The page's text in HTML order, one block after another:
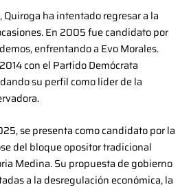
Quiroga ha intentado regresar a la
En 2005 fue candidato por
enfrentando a Evo Morales.
con el Partido Demócrata
su perfil como líder de la
se presenta como candidato por la
del bloque opositor tradicional
Medina. Su propuesta de gobierno
a la desregulación económica, la